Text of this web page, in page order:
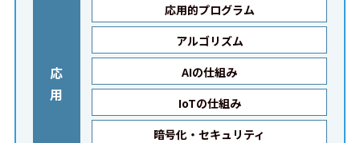
応
用
応用的プログラム
アルゴリズム
AIの仕組み
IoTの仕組み
暗号化・セキュリティ